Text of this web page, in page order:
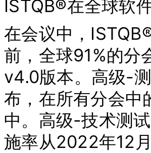
ISTQB®在全球软
在会议中，
前，全球91%的分
v4.0版本。高级-
布，在所有分会中
中。高级-技术测
施率从2022年12